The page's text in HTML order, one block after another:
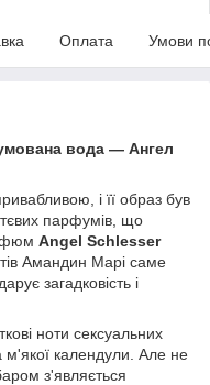
Оплата Умови
вода — Ангел
і її образ був
парфумів, що
Angel Schlesser
Амандин Марі саме
загадковість і
ноти сексуальних
м'якої календули. Але не
з'являється